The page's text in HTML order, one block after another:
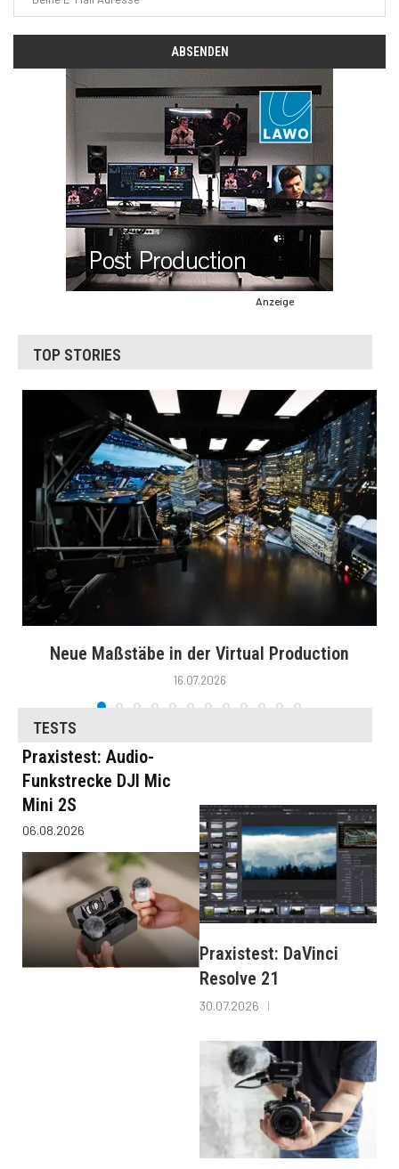
Anzeige
TOP STORIES
Neue Maßstäbe in der Virtual Production
16.07.2026
TESTS
Praxistest: Audio-
Funkstrecke DJI Mic
Mini 2S
06.08.2026
Praxistest: DaVinci
Resolve 21
30.07.2026